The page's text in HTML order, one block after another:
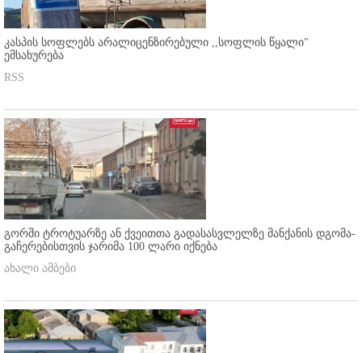
კასპის სოფლებს არალიცენზირებული ,,სოფლის წყალი"
ემსახურება
RSS
გორში ტროტუარზე ან ქვეითთა გადასასვლელზე მანქანის დგომა-
გაჩერებისთვის ჯარიმა 100 ლარი იქნება
ახალი ამბები